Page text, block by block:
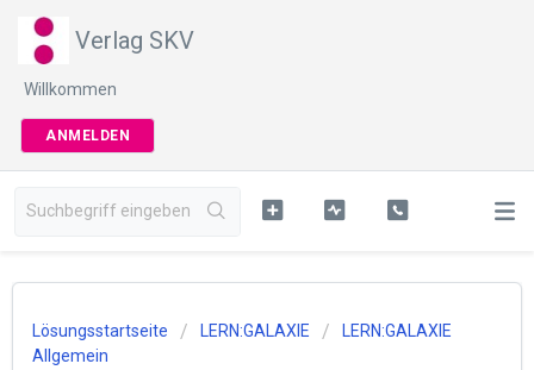
Verlag SKV
Willkommen
ANMELDEN
Lösungsstartseite LERN:GALAXIE
LERN:GALAXIE
Allgemein